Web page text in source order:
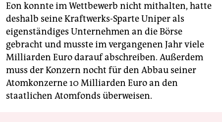
Eon konnte im Wettbewerb nicht mithalten, hatte
deshalb seine Kraftwerks-Sparte Uniper als
eigenständiges Unternehmen an die Börse
gebracht und musste im vergangenen Jahr viele
Milliarden Euro darauf abschreiben. Außerdem
muss der Konzern nocht für den Abbau seiner
Atomkonzerne 10 Milliarden Euro an den
staatlichen Atomfonds überweisen.